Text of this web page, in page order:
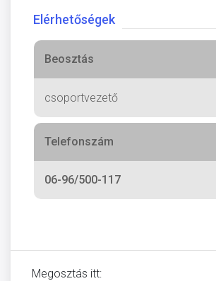
Elérhetőségek
Beosztás
csoportvezető
Telefonszám
06-96/500-117
Megosztás itt: